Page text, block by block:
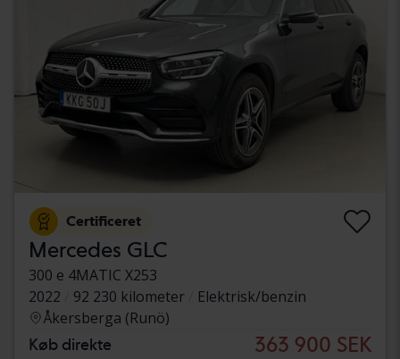
Certificeret
Mercedes GLC
300 e 4MATIC X253
2022
92 230 kilometer
Elektrisk/benzin
Åkersberga (Runö)
Køb direkte 363 900 SEK